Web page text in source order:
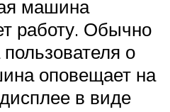
машина
работу. Обычно
о
оповещает на
в виде